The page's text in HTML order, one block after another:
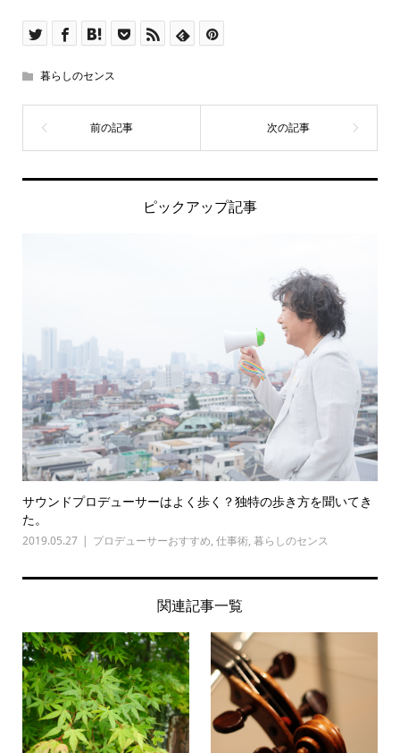
暮らしのセンス
ピックアップ記事
サウンドプロデューサーはよく歩く？独特の歩き方を聞いてき
た。
2019.05.27 プロデューサーおすすめ, 仕事術, 暮らしのセンス
関連記事一覧